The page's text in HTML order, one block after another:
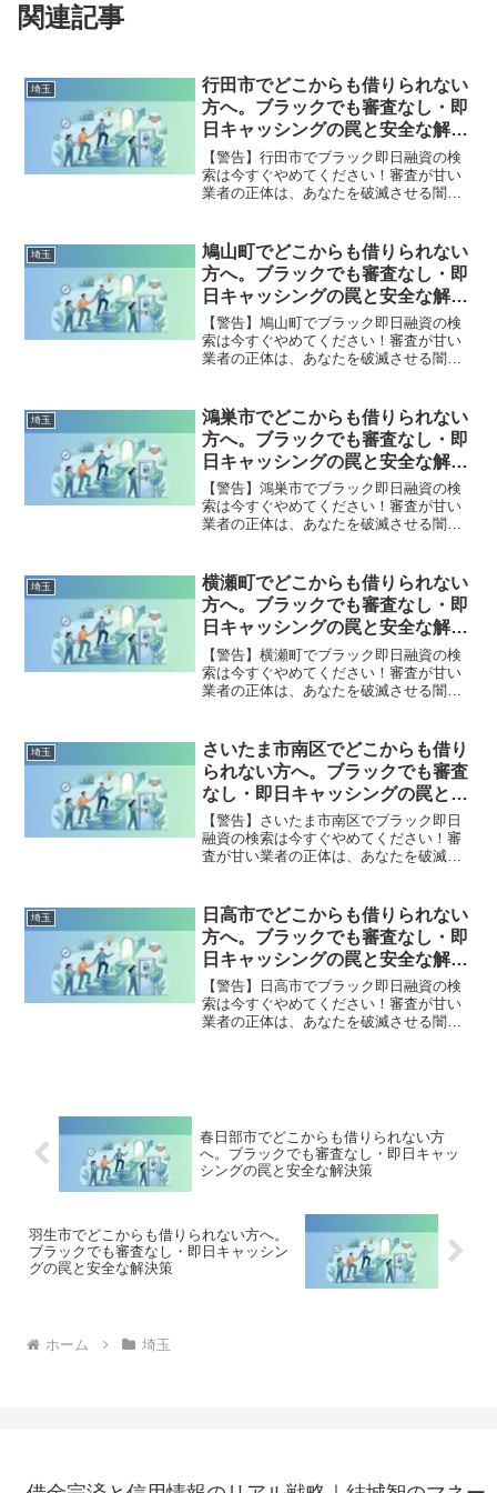
関連記事
埼玉
行田市でどこからも借りられない
方へ。ブラックでも審査なし・即
日キャッシングの罠と安全な解決
策
【警告】行田市でブラック即日融資の検
索は今すぐやめてください！審査が甘い
業者の正体は、あなたを破滅させる闇金
市で違法業者を避け、借金地獄から抜け
出した方々の実体験と確実な解決策を完
全公開。
埼玉
鳩山町でどこからも借りられない
方へ。ブラックでも審査なし・即
日キャッシングの罠と安全な解決
策
【警告】鳩山町でブラック即日融資の検
索は今すぐやめてください！審査が甘い
業者の正体は、あなたを破滅させる闇金
町で違法業者を避け、借金地獄から抜け
出した方々の実体験と確実な解決策を完
全公開。
埼玉
鴻巣市でどこからも借りられない
方へ。ブラックでも審査なし・即
日キャッシングの罠と安全な解決
策
【警告】鴻巣市でブラック即日融資の検
索は今すぐやめてください！審査が甘い
業者の正体は、あなたを破滅させる闇金
市で違法業者を避け、借金地獄から抜け
出した方々の実体験と確実な解決策を完
全公開。
埼玉
横瀬町でどこからも借りられない
方へ。ブラックでも審査なし・即
日キャッシングの罠と安全な解決
策
【警告】横瀬町でブラック即日融資の検
索は今すぐやめてください！審査が甘い
業者の正体は、あなたを破滅させる闇金
町で違法業者を避け、借金地獄から抜け
出した方々の実体験と確実な解決策を完
全公開。
埼玉
さいたま市南区でどこからも借り
られない方へ。ブラックでも審査
なし・即日キャッシングの罠と安
全な解決策
【警告】さいたま市南区でブラック即日
融資の検索は今すぐやめてください！審
査が甘い業者の正体は、あなたを破滅さ
す。さいたま市南区で違法業者を避け、
借金地獄から抜け出した方々の実体験と
確実な解決策を完全公開。
埼玉
日高市でどこからも借りられない
方へ。ブラックでも審査なし・即
日キャッシングの罠と安全な解決
策
【警告】日高市でブラック即日融資の検
索は今すぐやめてください！審査が甘い
業者の正体は、あなたを破滅させる闇金
春日部市でどこからも借りられない方
へ。ブラックでも審査なし・即日キャッ
シングの罠と安全な解決策
羽生市でどこからも借りられない方へ。
ブラックでも審査なし・即日キャッシン
グの罠と安全な解決策
ホーム 埼玉